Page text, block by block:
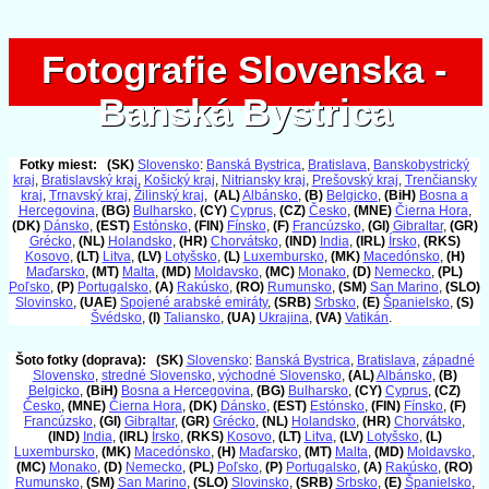
Fotografie Slovenska -
Banská Bystrica
Fotografie Slovenska -
Banská Bystrica
Fotky miest: (SK) Slovensko: Banská Bystrica, Bratislava, Banskobystrický
kraj, Bratislavský kraj, Košický kraj, Nitriansky kraj, Prešovský kraj, Trenčiansky
kraj, Trnavský kraj, Žilinský kraj, (AL)Albánsko, (B) Belgicko, (BiH) Bosna a
Hercegovina, (BG) Bulharsko, (CY) Cyprus, (CZ) Česko, (MNE) Čierna Hora,
(DK) Dánsko, (EST) Estónsko, (FIN) Fínsko, (F) Francúzsko, (GI) Gibraltar, (GR)
Grécko, (NL) Holandsko, (HR) Chorvátsko, (IND) India, (IRL) Írsko, (RKS)
Kosovo, (LT) Litva, (LV) Lotyšsko, (L) Luxembursko, (MK) Macedónsko, (H)
Maďarsko, (MT) Malta, (MD) Moldavsko, (MC) Monako, (D) Nemecko, (PL)
Poľsko, (P) Portugalsko, (A) Rakúsko, (RO) Rumunsko, (SM) San Marino, (SLO)
Slovinsko, (UAE) Spojené arabské emiráty, (SRB) Srbsko, (E) Španielsko, (S)
Švédsko, (I) Taliansko, (UA) Ukrajina, (VA) Vatikán.
Šoto fotky (doprava): (SK) Slovensko: Banská Bystrica, Bratislava, západné
Slovensko, stredné Slovensko, východné Slovensko, (AL)Albánsko, (B)
Belgicko, (BiH) Bosna a Hercegovina, (BG) Bulharsko, (CY) Cyprus, (CZ)
Česko, (MNE) Čierna Hora, (DK) Dánsko, (EST) Estónsko, (FIN) Fínsko, (F)
Francúzsko, (GI) Gibraltar, (GR) Grécko, (NL) Holandsko, (HR) Chorvátsko,
(IND) India, (IRL) Írsko, (RKS) Kosovo, (LT) Litva, (LV) Lotyšsko, (L)
Luxembursko, (MK) Macedónsko, (H) Maďarsko, (MT) Malta, (MD) Moldavsko,
(MC) Monako, (D) Nemecko, (PL) Poľsko, (P) Portugalsko, (A) Rakúsko, (RO)
Rumunsko, (SM) San Marino, (SLO) Slovinsko, (SRB) Srbsko, (E) Španielsko,